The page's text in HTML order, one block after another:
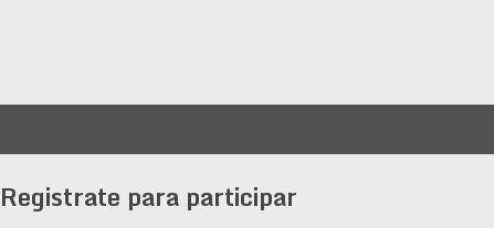
Registrate para participar